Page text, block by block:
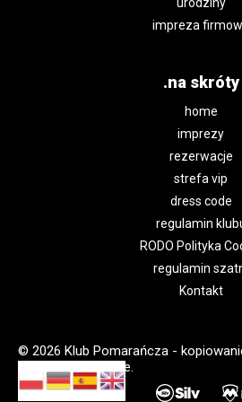
impreza
.na skróty
home
imprezy
rezerwacje
strefa vip
dress code
regulamin
RODO Polityka
regulamin
Kontakt
© 2026 Klub Pomarańcza -
prawa zastrzeżone.